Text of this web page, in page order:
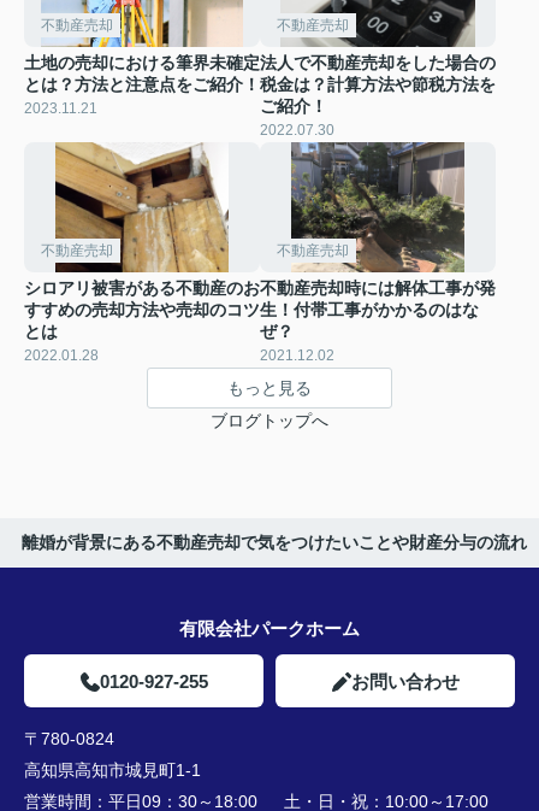
不動産売却
土地の売却における筆界未確定
とは？方法と注意点をご紹介！
2023.11.21
不動産売却
法人で不動産売却をした場合の
税金は？計算方法や節税方法を
ご紹介！
2022.07.30
不動産売却
シロアリ被害がある不動産のお
すすめの売却方法や売却のコツ
とは
2022.01.28
不動産売却
不動産売却時には解体工事が発
生！付帯工事がかかるのはな
ぜ？
2021.12.02
もっと見る
ブログトップへ
離婚が背景にある不動産売却で気をつけたいことや財産分与の流れ
有限会社パークホーム
0120-927-255 お問い合わせ
〒780-0824
高知県高知市城見町1-1
営業時間： 平日09：30～18:00 土・日・祝：10:00～17:00